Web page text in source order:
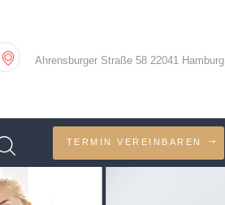
Ahrensburger Straße 58 22041 Hamburg
TERMIN VEREINBAREN